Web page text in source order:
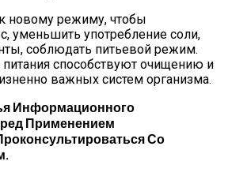
новому режиму, чтобы
уменьшить употребление соли,
соблюдать питьевой режим.
способствуют очищению и
важных систем организма.
Информационного
Применением
Со